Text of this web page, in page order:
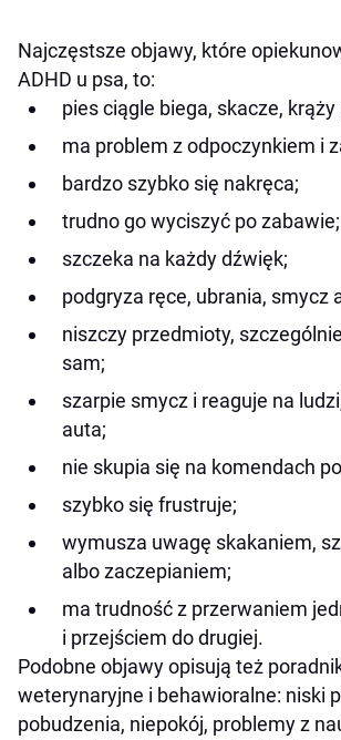
Najczęstsze objawy, które
ADHD u psa, to:
pies ciągle biega, skacze, krąży
ma problem z odpoczynkiem i
bardzo szybko się nakręca;
trudno go wyciszyć po zabawie;
szczeka na każdy dźwięk;
podgryza ręce, ubrania, smycz
niszczy przedmioty,
sam;
szarpie smycz i reaguje na
auta;
nie skupia się na komendach
szybko się frustruje;
wymusza uwagę skakaniem,
albo zaczepianiem;
ma trudność z przerwaniem
i przejściem do drugiej.
Podobne objawy opisują też
weterynaryjne i behawioralne: niski
pobudzenia, niepokój, problemy z